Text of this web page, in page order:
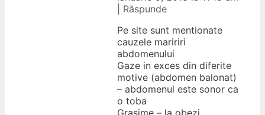
Răspunde
Pe site sunt mentionate
cauzele maririri
abdomenului
Gaze in exces din diferite
motive (abdomen balonat)
– abdomenul este sonor ca
o toba
Grasime – la obezi